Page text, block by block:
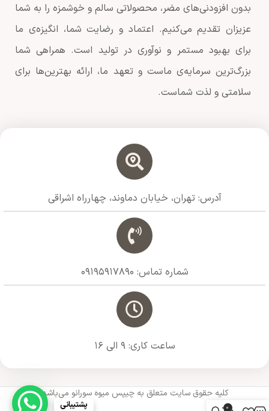
بدون افزودنی‌های مضر، محصولاتی سالم و خوشمزه را به شما
عزیزان تقدیم می‌کنیم. اعتماد و رضایت شما، انگیزه‌ی ما
برای بهبود مستمر و نوآوری در تولید است. همراهی شما
بزرگ‌ترین سرمایه‌ی ماست و تعهد ما، ارائه بهترین‌ها برای
سلامتی و لذت شماست.
آدرس: تهران، خیابان دماوند، چهارراه اشراقی
شماره تماس: 09195917890
ساعت کاری: 9 الی 16
کلیه حقوق سایت متعلق به چیپس میوه سورانو می‌باشد.
پشتیبانی 0